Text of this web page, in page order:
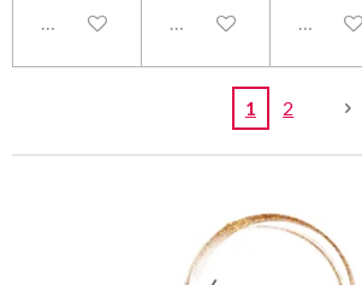
Uitgeschakeld Uitgeschakeld
1 2